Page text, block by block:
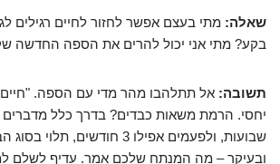
שאלה: מתי בעצם אפשר לחזור לחיים רגילים
בקע? מתי אני יכול להרים את הספה החדשה
תשובה: אל תתלהבו מהר מדי עם הספה. "חיים
שבועות, ולפעמים אפילו 3 חודשים,
ובעיקר – מה המנתח שלכם אמר. עדיף לשלם